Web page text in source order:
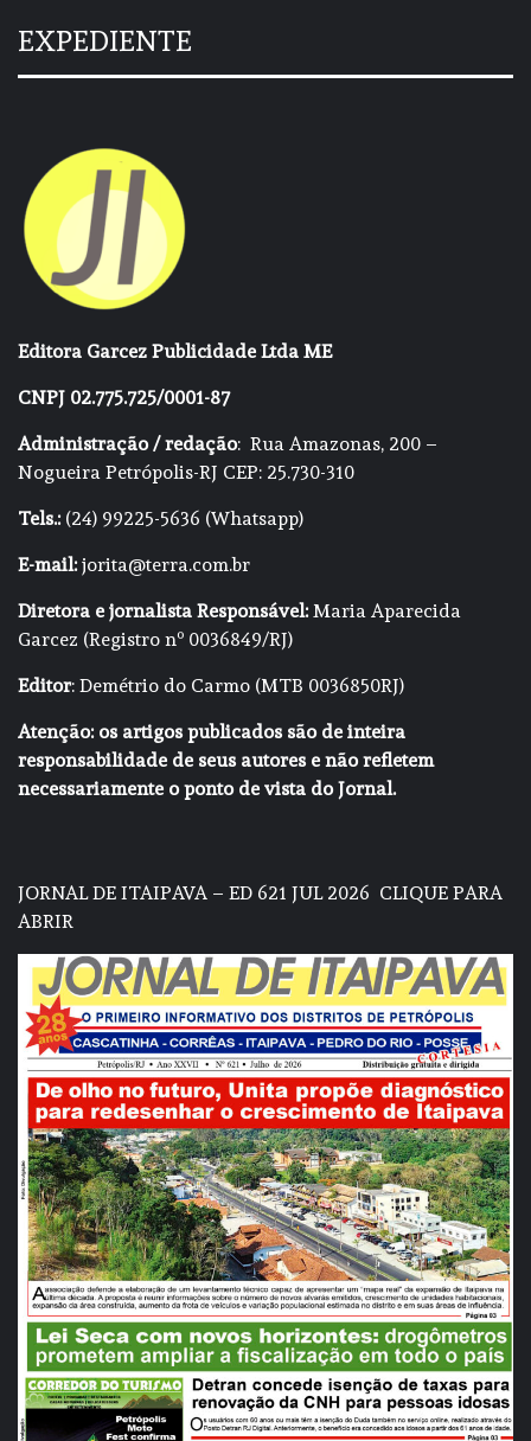
EXPEDIENTE
Editora Garcez Publicidade Ltda ME
CNPJ 02.775.725/0001-87
Administração / redação: Rua Amazonas, 200 –
Nogueira Petrópolis-RJ CEP: 25.730-310
Tels.:(24) 99225-5636 (Whatsapp)
E-mail:jorita@terra.com.br
Diretora e jornalista Responsável:Maria Aparecida
Garcez (Registro nº 0036849/RJ)
Editor: Demétrio do Carmo (MTB 0036850RJ)
Atenção: os artigos publicados são de inteira
responsabilidade de seus autores e não refletem
necessariamente o ponto de vista do Jornal.
JORNAL DE ITAIPAVA – ED 621 JUL 2026 CLIQUE PARA
ABRIR